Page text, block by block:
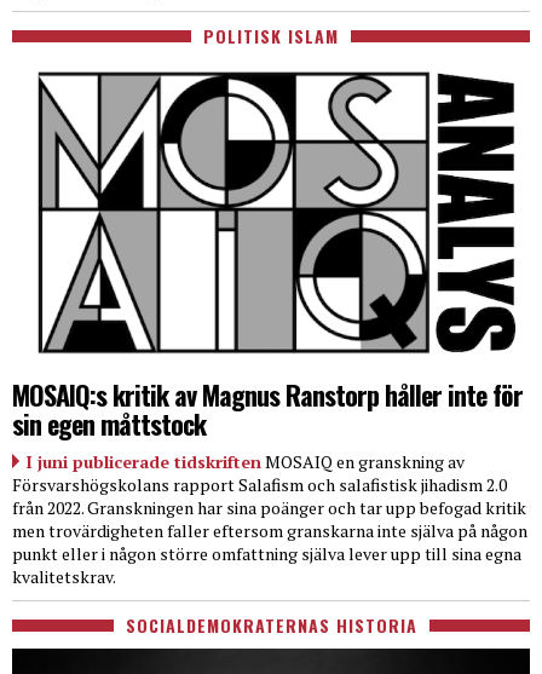
POLITISK ISLAM
MOSAIQ:s kritik av Magnus Ranstorp håller inte för
sin egen måttstock
I juni publicerade tidskriftenMOSAIQ en granskning av
Försvarshögskolans rapport Salafism och salafistisk jihadism 2.0
från 2022. Granskningen har sina poänger och tar upp befogad kritik
men trovärdigheten faller eftersom granskarna inte själva på någon
punkt eller i någon större omfattning själva lever upp till sina egna
kvalitetskrav.
SOCIALDEMOKRATERNAS HISTORIA